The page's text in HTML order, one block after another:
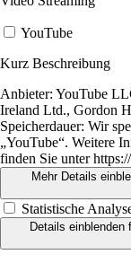
YouTube
Kurz Beschreibung
Anbieter: YouTube
Ireland Ltd., Gordon
Speicherdauer: Wir
„YouTube“. Weitere
finden Sie unter
Mehr Details
Statistische
Details einblenden